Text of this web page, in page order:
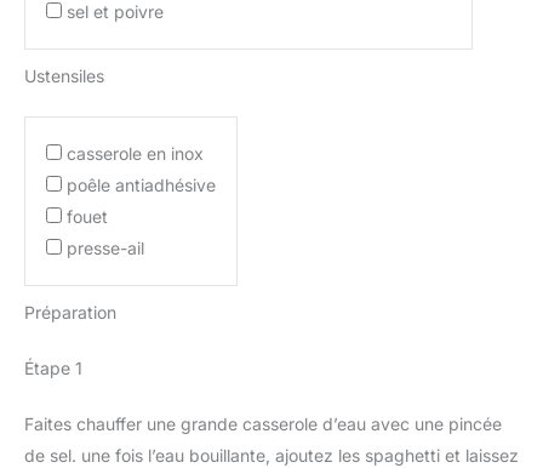
sel et poivre
Ustensiles
casserole en inox
poêle antiadhésive
fouet
presse-ail
Préparation
Étape 1
Faites chauffer une grande casserole d’eau avec une pincée
de sel. une fois l’eau bouillante, ajoutez les spaghetti et laissez